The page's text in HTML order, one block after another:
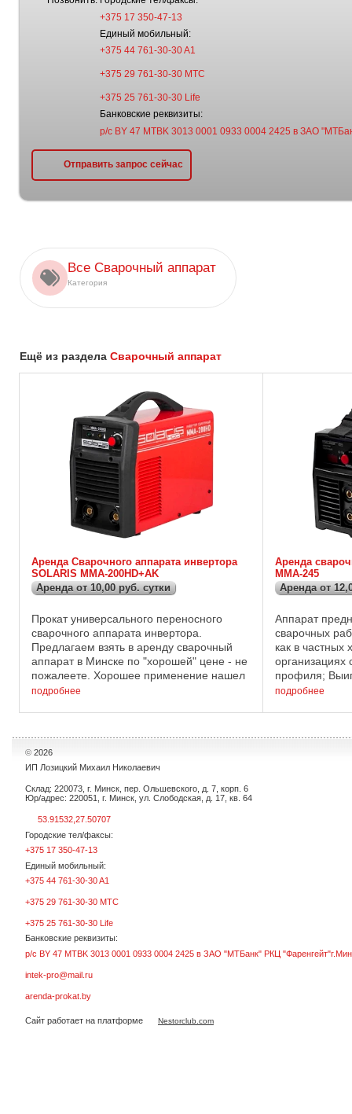
+375 17 350-47-13
Единый мобильный:
+375 44 761-30-30 A1
+375 29 761-30-30 МТС
+375 25 761-30-30 Life
Банковские реквизиты:
р/с BY 47 MTBK 3013 0001 0933 0004 2425 в ЗАО
Отправить запрос сейчас
Все Сварочный аппарат
Категория
Ещё из раздела Сварочный аппарат
Аренда Сварочного аппарата инвертора
SOLARIS MMA-200HD+AK
Аренда от 10,00 руб. сутки
Прокат универсального переносного
сварочного аппарата инвертора.
Предлагаем взять в аренду сварочный
аппарат в Минске по "хорошей" цене - не
пожалеете. Хорошее применение нашел
в стройке с использованием электродов
подробнее
Аренда
MMA-245
Аренда от
Аппарат
сварочных
как в частных
организациях
профиля;
аппарата: -
подробнее
© 2026
ИП Лозицкий Михаил Николаевич
Склад: 220073, г. Минск, пер. Ольшевского, д. 7, корп. 6
Юр/адрес: 220051, г. Минск, ул. Слободская, д. 17, кв. 64
53.91532,27.50707
Городские тел/факсы:
+375 17 350-47-13
Единый мобильный:
+375 44 761-30-30 A1
+375 29 761-30-30 МТС
+375 25 761-30-30 Life
Банковские реквизиты:
р/с BY 47 MTBK 3013 0001 0933 0004 2425 в ЗАО "МТБанк" РКЦ
intek-pro@mail.ru
arenda-prokat.by
Сайт работает на платформе Nestorclub.com